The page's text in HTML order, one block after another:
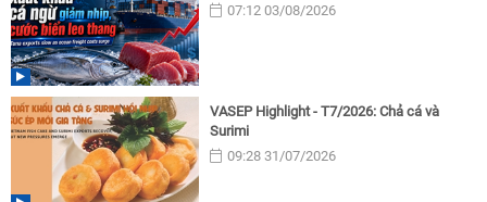
07:12 03/08/2026
VASEP Highlight - T7/2026: Chả cá và
Surimi
09:28 31/07/2026